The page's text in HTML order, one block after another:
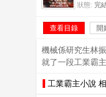
狀態: 完
查看目錄 開
機械係研究生林
就了一段工業霸
工業霸主小說